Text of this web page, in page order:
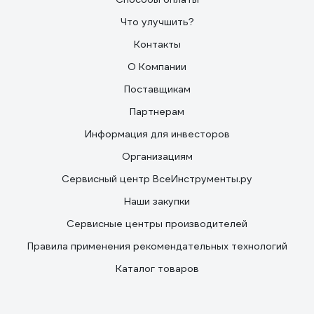
Что улучшить?
Контакты
О Компании
Поставщикам
Партнерам
Информация для инвесторов
Организациям
Сервисный центр ВсеИнструменты.ру
Наши закупки
Сервисные центры производителей
Правила применения рекомендательных технологий
Каталог товаров